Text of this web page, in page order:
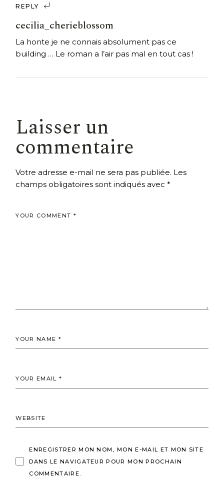
REPLY
cecilia_cherieblossom
La honte je ne connais absolument pas ce
building … Le roman a l’air pas mal en tout cas !
Laisser un
commentaire
Votre adresse e-mail ne sera pas publiée. Les
champs obligatoires sont indiqués avec*
ENREGISTRER MON NOM, MON E-MAIL ET MON SITE
DANS LE NAVIGATEUR POUR MON PROCHAIN
COMMENTAIRE.